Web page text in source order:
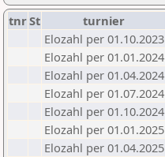
tnrSt turnier
Elozahl per 01.10.2023
Elozahl per 01.01.2024
Elozahl per 01.04.2024
Elozahl per 01.07.2024
Elozahl per 01.10.2024
Elozahl per 01.01.2025
Elozahl per 01.04.2025